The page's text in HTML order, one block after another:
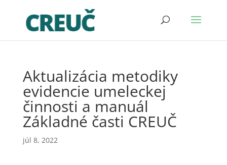
Aktualizácia metodiky
evidencie umeleckej
činnosti a manuál
Základné časti CREUČ
júl 8, 2022